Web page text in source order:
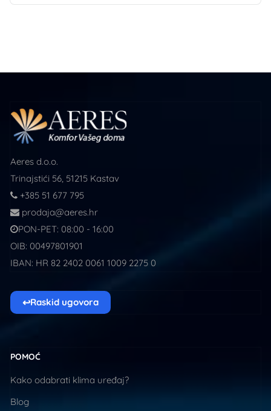
Aeres d.o.o.
Trinajstići 56, 51215 Kastav
+385 51 677 795
prodaja@aeres.hr
PON-PET: 08:00 - 16:00
OIB: 00497801901
IBAN: HR 82 2402 0061 1009 2275 0
↩Raskid ugovora
POMOĆ
Kako odabrati klima uređaj?
Blog